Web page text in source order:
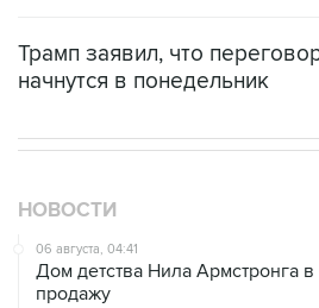
Трамп заявил, что
начнутся в понедельник
НОВОСТИ
06 августа, 04:41
Дом детства Нила Армстронга
продажу